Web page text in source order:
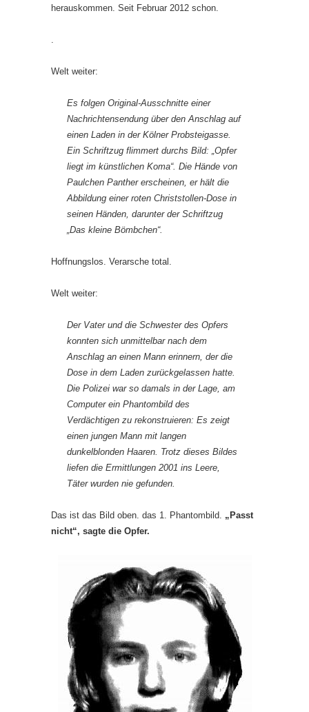
herauskommen. Seit Februar 2012 schon.
.
Welt weiter:
Es folgen Original-Ausschnitte einer
Nachrichtensendung über den Anschlag auf
einen Laden in der Kölner Probsteigasse.
Ein Schriftzug flimmert durchs Bild: „Opfer
liegt im künstlichen Koma“. Die Hände von
Paulchen Panther erscheinen, er hält die
Abbildung einer roten Christstollen-Dose in
seinen Händen, darunter der Schriftzug
„Das kleine Bömbchen“.
Hoffnungslos. Verarsche total.
Welt weiter:
Der Vater und die Schwester des Opfers
konnten sich unmittelbar nach dem
Anschlag an einen Mann erinnern, der die
Dose in dem Laden zurückgelassen hatte.
Die Polizei war so damals in der Lage, am
Computer ein Phantombild des
Verdächtigen zu rekonstruieren: Es zeigt
einen jungen Mann mit langen
dunkelblonden Haaren. Trotz dieses Bildes
liefen die Ermittlungen 2001 ins Leere,
Täter wurden nie gefunden.
Das ist das Bild oben. das 1. Phantombild. „Passt
nicht“, sagte die Opfer.